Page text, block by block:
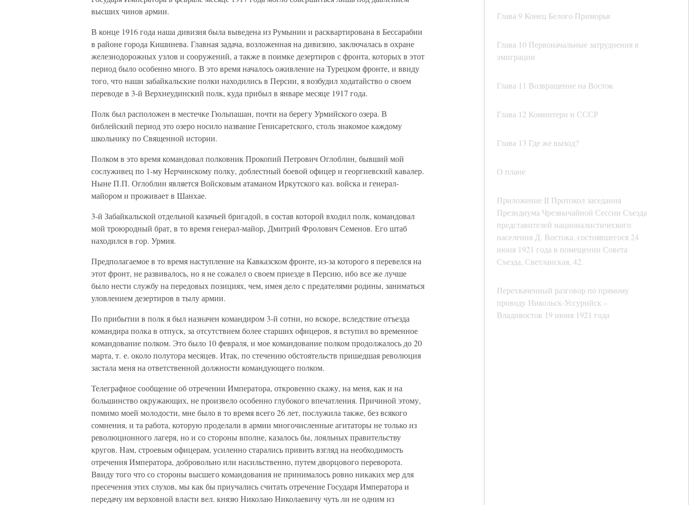
Глава 9 Конец Белого Приморья
Глава 10 Первоначальные затруднения в
эмиграции
Глава 11 Возвращение на Восток
Глава 12 Коминтерн и СССР
Глава 13 Где же выход?
О плане
Приложение II Протокол заседания
Президиума Чрезвычайной Сессии Съезда
представителей националистического
населения Д. Востока, состоявшегося 24
июня 1921 года в помещении Совета
Съезда, Светланская, 42.
Перехваченный разговор по прямому
проводу Никольск-Уссурийск –
Владивосток 19 июня 1921 года
высших чинов армии.
В конце 1916 года наша дивизия была выведена из Румынии и расквартирована в Бессарабии
в районе города Кишинева. Главная задача, возложенная на дивизию, заключалась в охране
железнодорожных узлов и сооружений, а также в поимке дезертиров с фронта, которых в этот
период было особенно много. В это время началось оживление на Турецком фронте, и ввиду
того, что наши забайкальские полки находились в Персии, я возбудил ходатайство о своем
переводе в 3-й Верхнеудинский полк, куда прибыл в январе месяце 1917 года.
Полк был расположен в местечке Гюльпашан, почти на берегу Урмийского озера. В
библейский период это озеро носило название Генисаретского, столь знакомое каждому
школьнику по Священной истории.
Полком в это время командовал полковник Прокопий Петрович Оглоблин, бывший мой
сослуживец по 1-му Hepчинскому полку, доблестный боевой офицер и георгиевский кавалер.
Ныне П.П. Оглоблин является Войсковым атаманом Иркутского каз. войска и генерал-
майором и проживает в Шанхае.
3-й Забайкальской отдельной казачьей бригадой, в состав которой входил полк, командовал
мой троюродный брат, в то время генерал-майор, Дмитрий Фролович Семенов. Его штаб
находился в гор. Урмия.
Предполагаемое в то время наступление на Кавказском фронте, из-за которого я перевелся на
этот фронт, не развивалось, но я не сожалел о своем приезде в Персию, ибо все же лучше
было нести службу на передовых позициях, чем, имея дело с предателями родины, заниматься
уловлением дезертиров в тылу армии.
По прибытии в полк я был назначен командиром 3-й сотни, но вскоре, вследствие отъезда
командира полка в отпуск, за отсутствием более старших офицеров, я вступил во временное
командование полком. Это было 10 февраля, и мое командование полком продолжалось до 20
марта, т. е. около полутора месяцев. Итак, по стечению обстоятельств пришедшая революция
застала меня на ответственной должности командующего полком.
Телеграфное сообщение об отречении Императора, откровенно скажу, на меня, как и на
большинство окружающих, не произвело особенно глубокого впечатления. Причиной этому,
помимо моей молодости, мне было в то время всего 26 лет, послужила также, без всякого
сомнения, и та работа, которую проделали в армии многочисленные агитаторы не только из
революционного лагеря, но и со стороны вполне, казалось бы, лояльных правительству
кругов. Нам, строевым офицерам, усиленно старались привить взгляд на необходимость
отречения Императора, добровольно или насильственно, путем дворцового переворота.
Ввиду того что со стороны высшего командования не принималось ровно никаких мер для
пресечения этих слухов, мы как бы приучались считать отречение Государя Императора и
передачу им верховной власти вел. князю Николаю Николаевичу чуть ли не одним из